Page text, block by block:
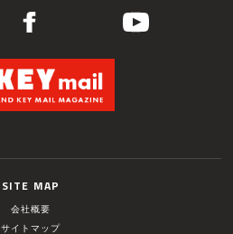
SITE MAP
会社概要
サイトマップ